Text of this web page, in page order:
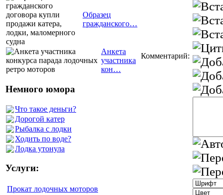
Образец
гражданского…
Анкета
участника
кон…
Немного юмора
Что такое деньги?
Дорогой катер
Рыбалка с лодки
Ходить по воде?
Лодка утонула
Услуги:
Прокат лодочных моторов
Комментарий: